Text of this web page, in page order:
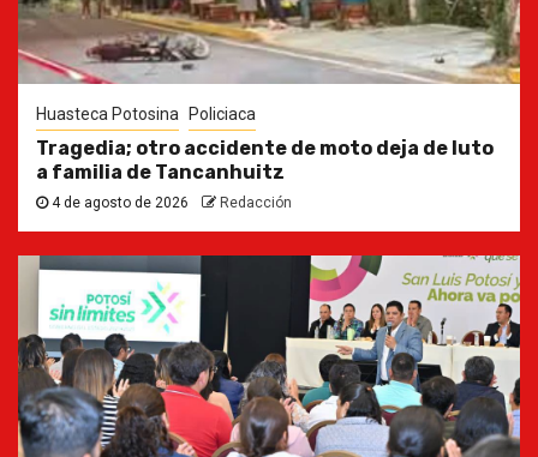
Huasteca Potosina Policiaca
Tragedia; otro accidente de moto deja de luto
a familia de Tancanhuitz
4 de agosto de 2026 Redacción